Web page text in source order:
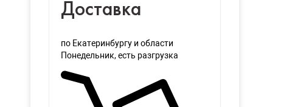
Доставка
по Екатеринбургу и области
Понедельник, есть разгрузка